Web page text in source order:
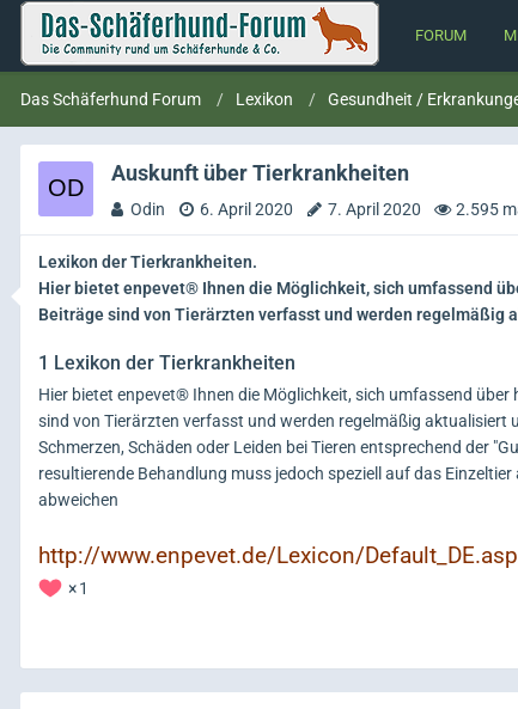
FORUM
Das Schäferhund Forum Lexikon Gesundheit /
Auskunft über Tierkrankheiten
Odin 6. April 2020 7. April 2020 2.595
Lexikon der Tierkrankheiten.
Hier bietet enpevet® Ihnen die Möglichkeit, sich umfassend
Beiträge sind von Tierärzten verfasst und werden regelmäßig
1 Lexikon der Tierkrankheiten
Hier bietet enpevet® Ihnen die Möglichkeit, sich umfassend
sind von Tierärzten verfasst und werden regelmäßig
Schmerzen, Schäden oder Leiden bei Tieren entsprechend der
resultierende Behandlung muss jedoch speziell auf das
abweichen
http://www.enpevet.de/Lexicon/
1